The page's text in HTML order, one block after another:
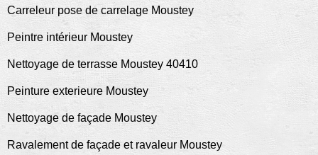
Carreleur pose de carrelage Moustey
Peintre intérieur Moustey
Nettoyage de terrasse Moustey 40410
Peinture exterieure Moustey
Nettoyage de façade Moustey
Ravalement de façade et ravaleur Moustey